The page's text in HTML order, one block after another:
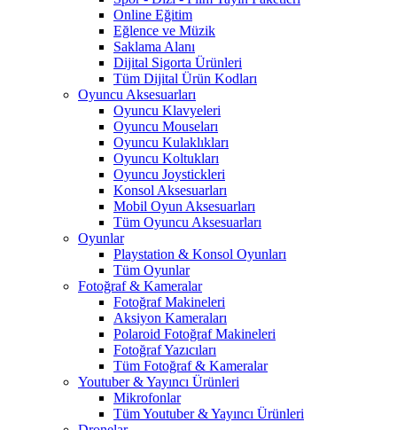
Online Eğitim
Eğlence ve Müzik
Saklama Alanı
Dijital Sigorta Ürünleri
Tüm Dijital Ürün Kodları
Oyuncu Aksesuarları
Oyuncu Klavyeleri
Oyuncu Mouseları
Oyuncu Kulaklıkları
Oyuncu Koltukları
Oyuncu Joystickleri
Konsol Aksesuarları
Mobil Oyun Aksesuarları
Tüm Oyuncu Aksesuarları
Oyunlar
Playstation & Konsol Oyunları
Tüm Oyunlar
Fotoğraf & Kameralar
Fotoğraf Makineleri
Aksiyon Kameraları
Polaroid Fotoğraf Makineleri
Fotoğraf Yazıcıları
Tüm Fotoğraf & Kameralar
Youtuber & Yayıncı Ürünleri
Mikrofonlar
Tüm Youtuber & Yayıncı Ürünleri